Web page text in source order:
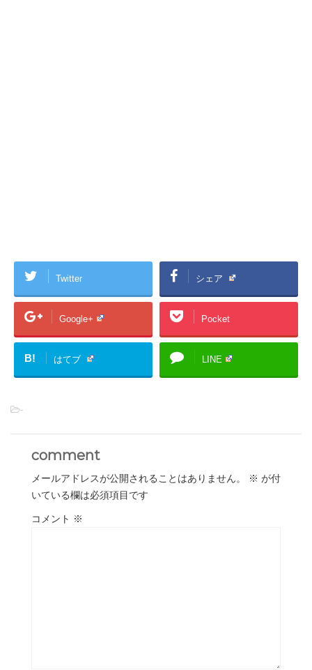
Twitter シェア
Google+ Pocket
B! はてブ LINE
-
comment
メールアドレスが公開されることはありません。 ※ が付
いている欄は必須項目です
コメント ※